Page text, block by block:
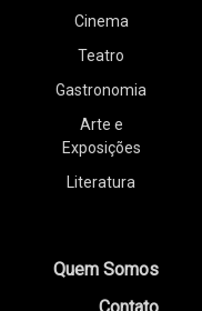
Cinema
Teatro
Gastronomia
Arte e
Exposições
Literatura
Quem Somos
Contato